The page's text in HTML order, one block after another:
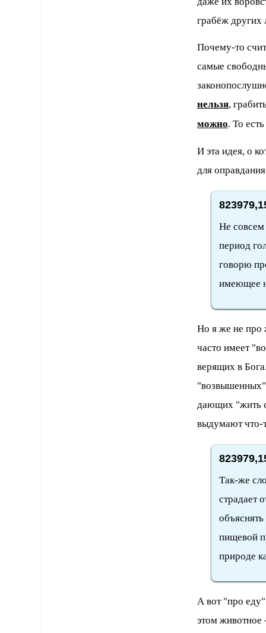
грабёж других
Почему-то
самые
нельзя,
можно. То
И эта идея, о
для
Не совсем
период
говорю
имеющее
Но я же не про
часто имеет
верящих в
дающих "жить
выдумают что-
Так-же
страдает
пищевой
природе
А вот "про
этом животное